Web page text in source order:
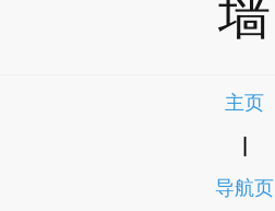
主页
|
导航页